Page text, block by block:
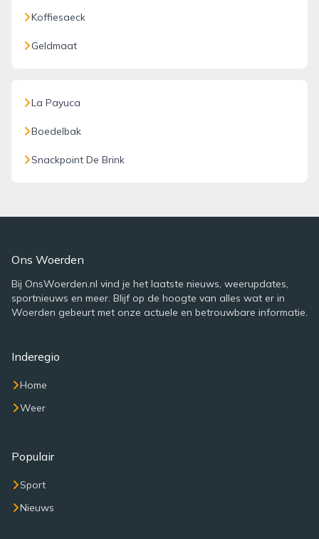
Koffiesaeck
Geldmaat
La Payuca
Boedelbak
Snackpoint De Brink
Ons Woerden
Bij OnsWoerden.nl vind je het laatste nieuws, weerupdates,
sportnieuws en meer. Blijf op de hoogte van alles wat er in
Woerden gebeurt met onze actuele en betrouwbare informatie.
Inderegio
Home
Weer
Populair
Sport
Nieuws